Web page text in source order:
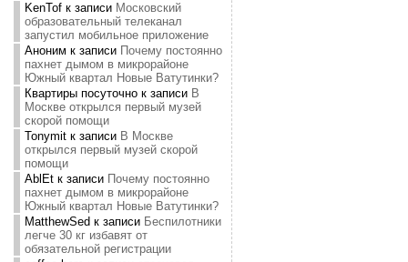
KenTofк записи Московский
образовательный телеканал
запустил мобильное приложение
Аноним к записи Почему постоянно
пахнет дымом в микрорайоне
Южный квартал Новые Ватутинки?
Квартиры посуточнок записи В
Москве открылся первый музей
скорой помощи
Tonymitк записи В Москве
открылся первый музей скорой
помощи
AblEtк записи Почему постоянно
пахнет дымом в микрорайоне
Южный квартал Новые Ватутинки?
MatthewSed к записи Беспилотники
легче 30 кг избавят от
обязательной регистрации